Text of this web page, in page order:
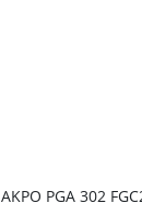
AKPO PGA 302